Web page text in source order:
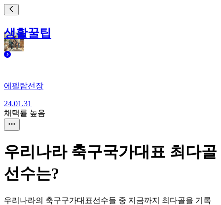
생활꿀팁
에펠탑선장
24.01.31
채택률 높음
우리나라 축구국가대표 최다골
선수는?
우리나라의 축구구가대표선수들 중 지금까지 최다골을 기록